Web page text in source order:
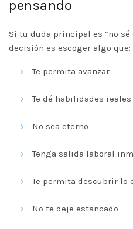
pensando
Si tu duda principal es “no
decisión es escoger algo que:
Te permita avanzar
Te dé habilidades reales
No sea eterno
Tenga salida laboral
Te permita descubrir lo
No te deje estancado